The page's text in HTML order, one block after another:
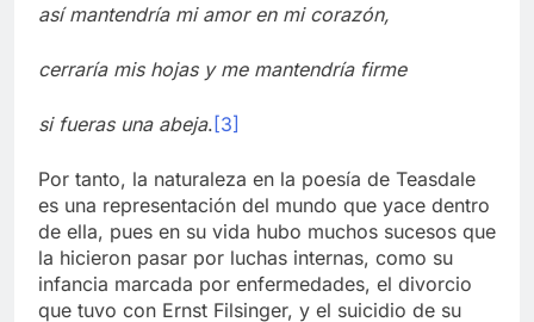
así mantendría mi amor en mi corazón,
cerraría mis hojas y me mantendría firme
si fueras una abeja.[3]
Por tanto, la naturaleza en la poesía de Teasdale
es una representación del mundo que yace dentro
de ella, pues en su vida hubo muchos sucesos que
la hicieron pasar por luchas internas, como su
infancia marcada por enfermedades, el divorcio
que tuvo con Ernst Filsinger, y el suicidio de su